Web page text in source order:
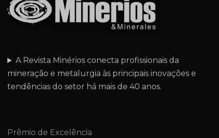
A Revista Minérios conecta profissionais da
mineração e metalurgia às principais inovações e
tendências do setor há mais de 40 anos.
Prêmio de Excelência